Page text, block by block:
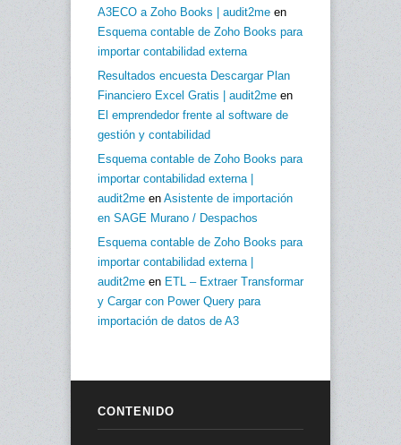
A3ECO a Zoho Books | audit2me en
Esquema contable de Zoho Books para
importar contabilidad externa
Resultados encuesta Descargar Plan
Financiero Excel Gratis | audit2me en
El emprendedor frente al software de
gestión y contabilidad
Esquema contable de Zoho Books para
importar contabilidad externa |
audit2me en Asistente de importación
en SAGE Murano / Despachos
Esquema contable de Zoho Books para
importar contabilidad externa |
audit2me en ETL – Extraer Transformar
y Cargar con Power Query para
importación de datos de A3
CONTENIDO